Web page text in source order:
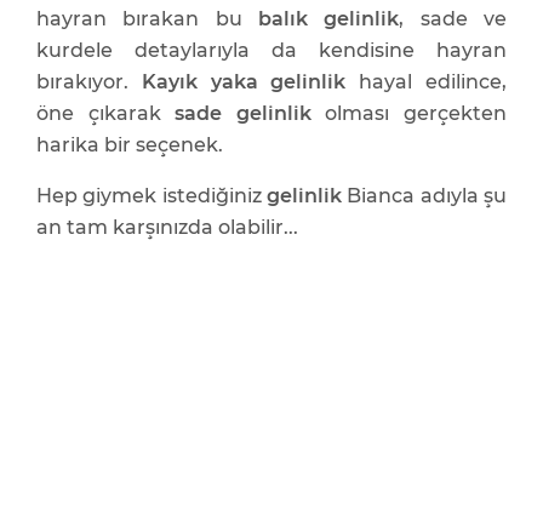
hayran bırakan bu balık gelinlik, sade ve
kurdele detaylarıyla da kendisine hayran
bırakıyor. Kayık yaka gelinlik hayal edilince,
öne çıkaraksade gelinlikolması gerçekten
harika bir seçenek.
Hep giymek istediğiniz gelinlik Bianca adıyla şu
an tam karşınızda olabilir...